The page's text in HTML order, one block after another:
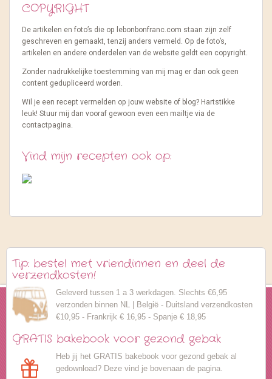
COPYRIGHT
De artikelen en foto’s die op lebonbonfranc.com staan zijn zelf
geschreven en gemaakt, tenzij anders vermeld. Op de foto’s,
artikelen en andere onderdelen van de website geldt een copyright.
Zonder nadrukkelijke toestemming van mij mag er dan ook geen
content gedupliceerd worden.
Wil je een recept vermelden op jouw website of blog? Hartstikke
leuk! Stuur mij dan vooraf gewoon even een mailtje via de
contactpagina.
Vind mijn recepten ook op:
Tip: bestel met vriendinnen en deel de
verzendkosten!
Geleverd tussen 1 a 3 werkdagen. Slechts €6,95
verzonden binnen NL | België - Duitsland verzendkosten
€10,95 - Frankrijk € 16,95 - Spanje € 18,95
GRATIS bakebook voor gezond gebak
Heb jij het GRATIS bakebook voor gezond gebak al
gedownload? Deze vind je bovenaan de pagina.